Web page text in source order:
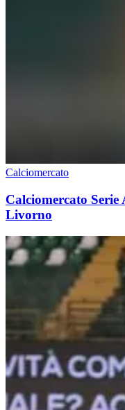
Calciomercato
Calciomercato
Livorno